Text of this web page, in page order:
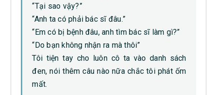
“Tại sao vậy?”
“Anh ta có phải bác sĩ đâu.”
“Em có bị bệnh đâu, anh tìm bác sĩ làm gì?”
“Do bạn không nhận ra mà thôi”
Tôi tiện tay cho luôn cô ta vào danh sách
đen, nói thêm câu nào nữa chắc tôi phát ốm
mất.